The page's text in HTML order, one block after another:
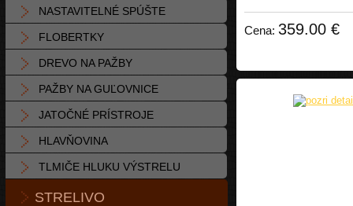
NASTAVITELNÉ SPÚŠTE
FLOBERTKY
DREVO NA PAŽBY
PAŽBY NA GUĽOVNICE
JATOČNÉ PRÍSTROJE
HLAVŇOVINA
TLMIČE HLUKU VÝSTRELU
STRELIVO
Cena: 359.00 €